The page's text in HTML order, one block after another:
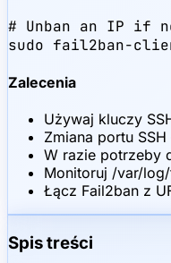
# Unban an IP if
sudo fail2ban-
Zalecenia
Używaj kluczy
Zmiana portu
W razie potrzeby
Monitoruj /var/
Łącz Fail2ban z
Spis treści